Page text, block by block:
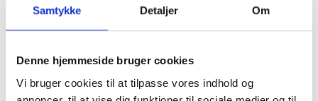
Samtykke Detaljer Om
Denne hjemmeside bruger cookies
Vi bruger cookies til at tilpasse vores indhold og
bruttoløn, jf. tabel 14.
stillingskategorier under den samlede inspektør-gruppe, har
"driftschefer" og "ejendomsmestre" yderligere, da for få